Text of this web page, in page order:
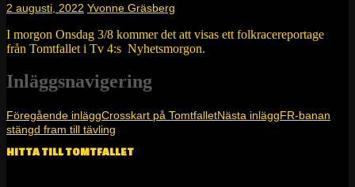
2 augusti, 2022 Yvonne Gräsberg
I morgon Onsdag 3/8 kommer det att visas ett folkracereportage
från Tomtfallet i Tv 4:s Nyhetsmorgon.
Inläggsnavigering
Föregående inläggCrosskart på TomtfalletNästa inläggFR-banan
stängd fram till tävling
HITTA TILL TOMTFALLET